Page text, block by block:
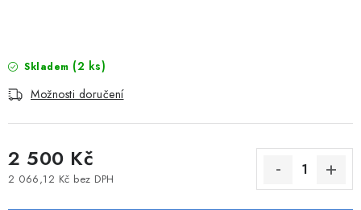
ŠLAPADLA
KATAMARÁNY - PONTON BOAT
Skladem (2 ks)
Možnosti doručení
2 500 Kč
2 066,12 Kč bez DPH